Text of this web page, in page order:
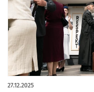
27.12.2025